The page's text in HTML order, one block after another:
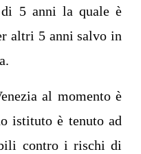
di 5 anni la quale è
altri 5 anni salvo in
al momento è
istituto è tenuto ad
contro i rischi di